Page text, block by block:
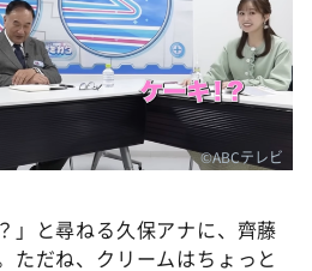
©ABCテレビ
」と尋ねる久保アナに、齊藤
ただね、クリームはちょっと